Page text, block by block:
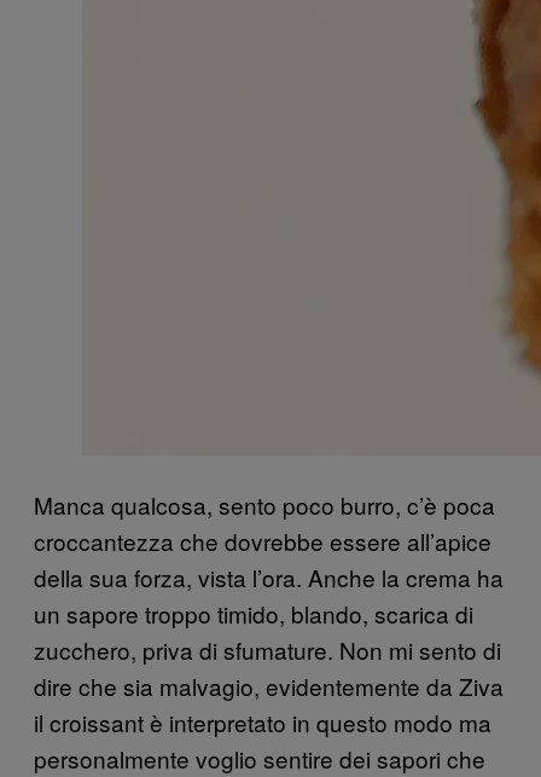
Manca qualcosa, sento poco burro, c’è poca
croccantezza che dovrebbe essere all’apice
della sua forza, vista l’ora. Anche la crema ha
un sapore troppo timido, blando, scarica di
zucchero, priva di sfumature. Non mi sento di
dire che sia malvagio, evidentemente da Ziva
il croissant è interpretato in questo modo ma
personalmente voglio sentire dei sapori che